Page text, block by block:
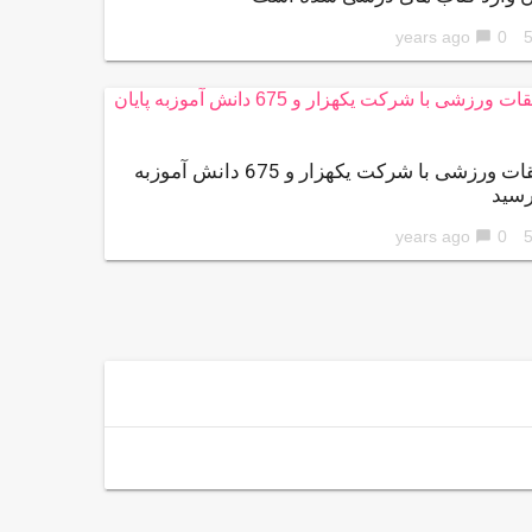
56
chat_bubble 0
مسابقات ورزشی با شرکت یکهزار و 675 دانش آموزبه
56
chat_bubble 0